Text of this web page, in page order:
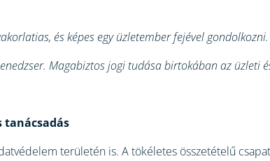
és képes egy üzletember fejével
Magabiztos jogi tudása birtokában az üzleti
tanácsadás
területén is. A tökéletes összetételű